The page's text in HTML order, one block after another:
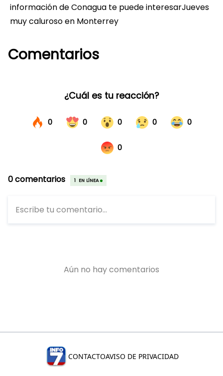
información de Conagua te puede interesarJueves
muy caluroso en Monterrey
Comentarios
CONTACTOAVISO DE PRIVACIDAD